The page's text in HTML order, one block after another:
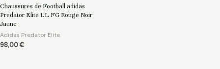
Note
sur
5
Chaussures de Football adidas
Predator Elite LL FG Rouge Noir
Jaune
Adidas Predator Elite
98,00€